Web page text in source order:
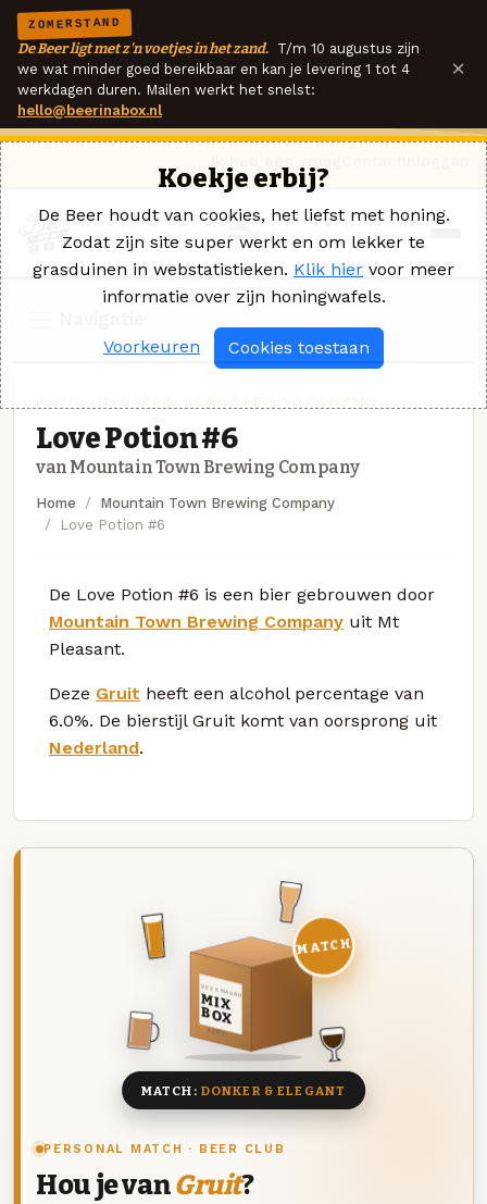
ZOMERSTAND
De Beer ligt met z'n voetjes in het zand. T/m 10 augustus zijn
we wat minder goed bereikbaar en kan je levering 1 tot 4
werkdagen duren. Mailen werkt het snelst:
hello@beerinabox.nl
×
Love Potion #6
van Mountain Town Brewing Company
Home
Mountain Town Brewing Company
Love Potion #6
De Love Potion #6 is een bier gebrouwen door
Mountain Town Brewing Company uit Mt
Pleasant.
Deze Gruit heeft een alcohol percentage van
6.0%. De bierstijl Gruit komt van oorsprong uit
Nederland.
PERSONAL MATCH · BEER CLUB
Hou je vanGruit?
DEZE MAAND
MIX
BOX
8 BIEREN
MATCH
MATCH: DONKER & ELEGANT
Koekje erbij?
De Beer houdt van cookies, het liefst met honing.
Zodat zijn site super werkt en om lekker te
grasduinen in webstatistieken. Klik hier voor meer
informatie over zijn honingwafels.
Voorkeuren Cookies toestaan